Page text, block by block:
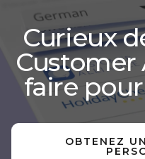
Curieux
Customer
faire
OBTENEZ